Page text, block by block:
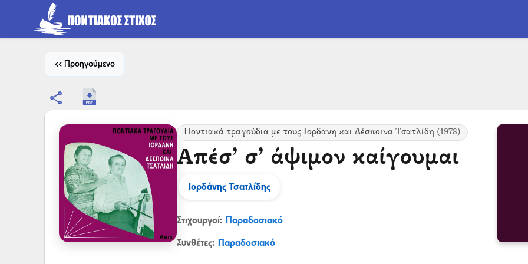
<< Προηγούμενο
share
Ποντιακά τραγούδια με τους Ιορδάνη και Δέσποινα Τσατλίδη (1978)
Απέσ’ σ’ άψιμον καίγουμαι
Ιορδάνης Τσατλίδης
Στιχουργοί: Παραδοσιακό
Συνθέτες: Παραδοσιακό